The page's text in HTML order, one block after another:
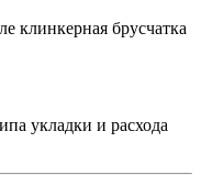
клинкерная брусчатка
укладки и расхода